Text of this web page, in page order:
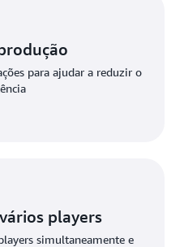
para ajudar a reduzir o
players
simultaneamente e